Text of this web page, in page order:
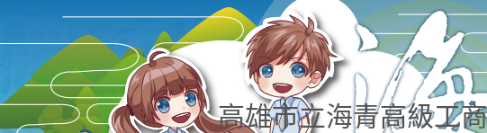
高雄市立海青高級工